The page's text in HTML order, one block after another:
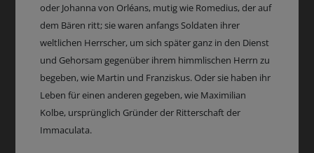
oder Johanna von Orléans, mutig wie Romedius, der auf
dem Bären ritt; sie waren anfangs Soldaten ihrer
weltlichen Herrscher, um sich später ganz in den Dienst
und Gehorsam gegenüber ihrem himmlischen Herrn zu
begeben, wie Martin und Franziskus. Oder sie haben ihr
Leben für einen anderen gegeben, wie Maximilian
Kolbe, ursprünglich Gründer der Ritterschaft der
Immaculata.